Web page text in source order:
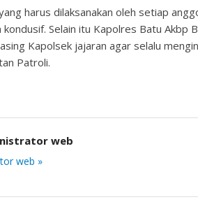
harus dilaksanakan oleh setiap
Selain itu Kapolres Batu Akbp
Kapolsek jajaran agar selalu
Patroli.
web
web »